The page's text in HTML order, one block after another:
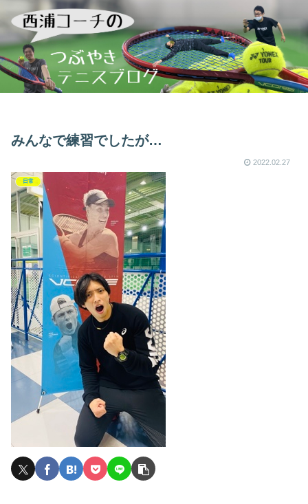
みんなで練習でしたが…
2022.02.27
日常